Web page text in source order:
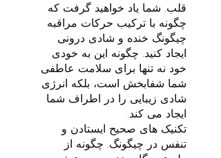
قلب. شما یاد خواهید گرفت که
چگونه با ترکیب حرکات مراقبه
چیگونگ خنده و شادی درونی
ایجاد کنید. چگونه این به خودی
خود نه تنها برای سلامت عاطفی
شما شفابخش است، بلکه انرژی
شادی زیبایی را در اطراف شما
تکنیک های صحیح ایستادن و
تنفس در چیگونگ. چگونه از